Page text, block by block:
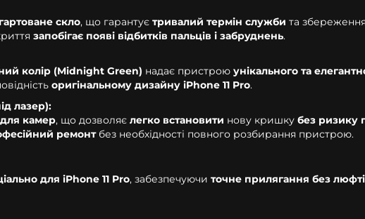
скло, що гарантує тривалий термін служби та
запобігає появі відбитків пальців і забруднень.
колір (Midnight Green) надає пристрою унікального та
оригінальному дизайну iPhone 11 Pro.
лазер):
камер, що дозволяє легко встановити нову кришку без ризику
ремонтбез необхідності повного розбирання пристрою.
для iPhone 11 Pro, забезпечуючи точне прилягання без